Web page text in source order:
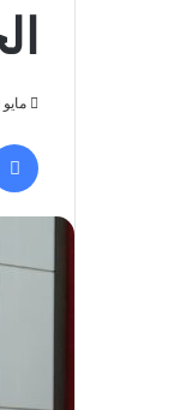
مايو 29, 2025